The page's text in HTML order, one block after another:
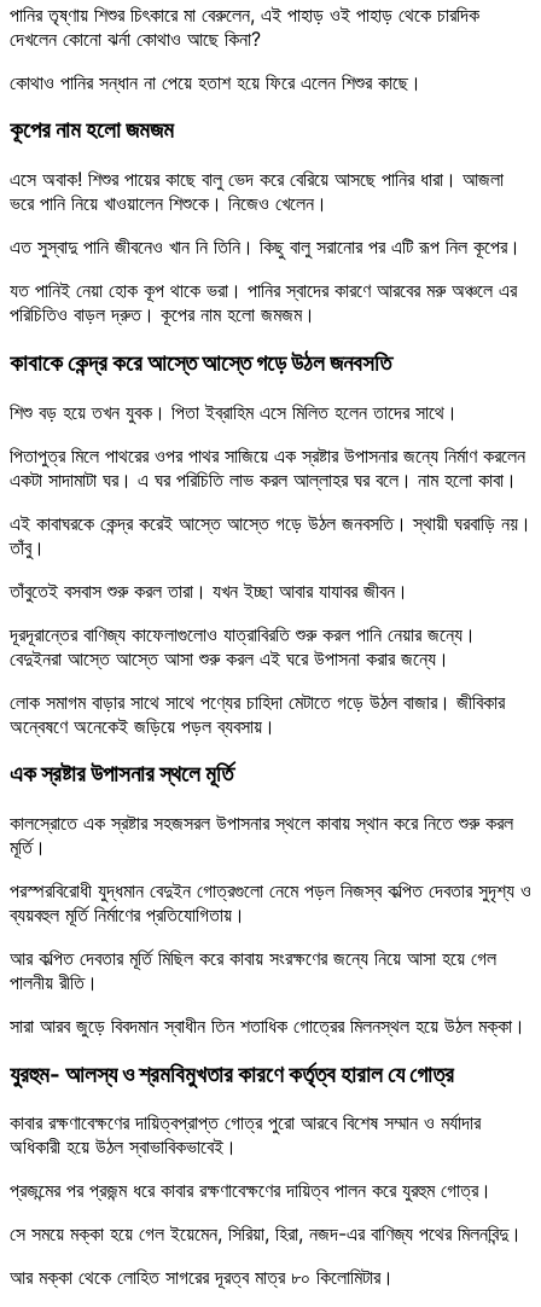
পানির তৃষ্ণায় শিশুর চিৎকারে মা বেরুলেন, এই পাহাড় ওই পাহাড় থেকে চারদিক
দেখলেন কোনো ঝর্না কোথাও আছে কিনা?
কোথাও পানির সন্ধান না পেয়ে হতাশ হয়ে ফিরে এলেন শিশুর কাছে।
কূপের নাম হলো জমজম
এসে অবাক! শিশুর পায়ের কাছে বালু ভেদ করে বেরিয়ে আসছে পানির ধারা। আজলা
ভরে পানি নিয়ে খাওয়ালেন শিশুকে। নিজেও খেলেন।
এত সুস্বাদু পানি জীবনেও খান নি তিনি। কিছু বালু সরানোর পর এটি রূপ নিল কূপের।
যত পানিই নেয়া হোক কূপ থাকে ভরা। পানির স্বাদের কারণে আরবের মরু অঞ্চলে এর
পরিচিতিও বাড়ল দ্রুত। কূপের নাম হলো জমজম।
কাবাকে কেন্দ্র করে আস্তে আস্তে গড়ে উঠল জনবসতি
শিশু বড় হয়ে তখন যুবক। পিতা ইব্রাহিম এসে মিলিত হলেন তাদের সাথে।
পিতাপুত্র মিলে পাথরের ওপর পাথর সাজিয়ে এক স্রষ্টার উপাসনার জন্যে নির্মাণ করলেন
একটা সাদামাটা ঘর। এ ঘর পরিচিতি লাভ করল আল্লাহর ঘর বলে। নাম হলো কাবা।
এই কাবাঘরকে কেন্দ্র করেই আস্তে আস্তে গড়ে উঠল জনবসতি। স্থায়ী ঘরবাড়ি নয়।
তাঁবু।
তাঁবুতেই বসবাস শুরু করল তারা। যখন ইচ্ছা আবার যাযাবর জীবন।
দূরদূরান্তের বাণিজ্য কাফেলাগুলোও যাত্রাবিরতি শুরু করল পানি নেয়ার জন্যে।
বেদুইনরা আস্তে আস্তে আসা শুরু করল এই ঘরে উপাসনা করার জন্যে।
লোক সমাগম বাড়ার সাথে সাথে পণ্যের চাহিদা মেটাতে গড়ে উঠল বাজার। জীবিকার
অন্বেষণে অনেকেই জড়িয়ে পড়ল ব্যবসায়।
এক স্রষ্টার উপাসনার স্থলে মূর্তি
কালস্রোতে এক স্রষ্টার সহজসরল উপাসনার স্থলে কাবায় স্থান করে নিতে শুরু করল
মূর্তি।
পরস্পরবিরোধী যুদ্ধমান বেদুইন গোত্রগুলো নেমে পড়ল নিজস্ব কল্পিত দেবতার সুদৃশ্য ও
ব্যয়বহুল মূর্তি নির্মাণের প্রতিযোগিতায়।
আর কল্পিত দেবতার মূর্তি মিছিল করে কাবায় সংরক্ষণের জন্যে নিয়ে আসা হয়ে গেল
পালনীয় রীতি।
সারা আরব জুড়ে বিবদমান স্বাধীন তিন শতাধিক গোত্রের মিলনস্থল হয়ে উঠল মক্কা।
যুরহুম- আলস্য ও শ্রমবিমুখতার কারণে কর্তৃত্ব হারাল যে গোত্র
কাবার রক্ষণাবেক্ষণের দায়িত্বপ্রাপ্ত গোত্র পুরো আরবে বিশেষ সম্মান ও মর্যাদার
অধিকারী হয়ে উঠল স্বাভাবিকভাবেই।
প্রজন্মের পর প্রজন্ম ধরে কাবার রক্ষণাবেক্ষণের দায়িত্ব পালন করে যুরহুম গোত্র।
সে সময়ে মক্কা হয়ে গেল ইয়েমেন, সিরিয়া, হিরা, নজদ-এর বাণিজ্য পথের মিলনবিন্দু।
আর মক্কা থেকে লোহিত সাগরের দূরত্ব মাত্র ৮০ কিলোমিটার।